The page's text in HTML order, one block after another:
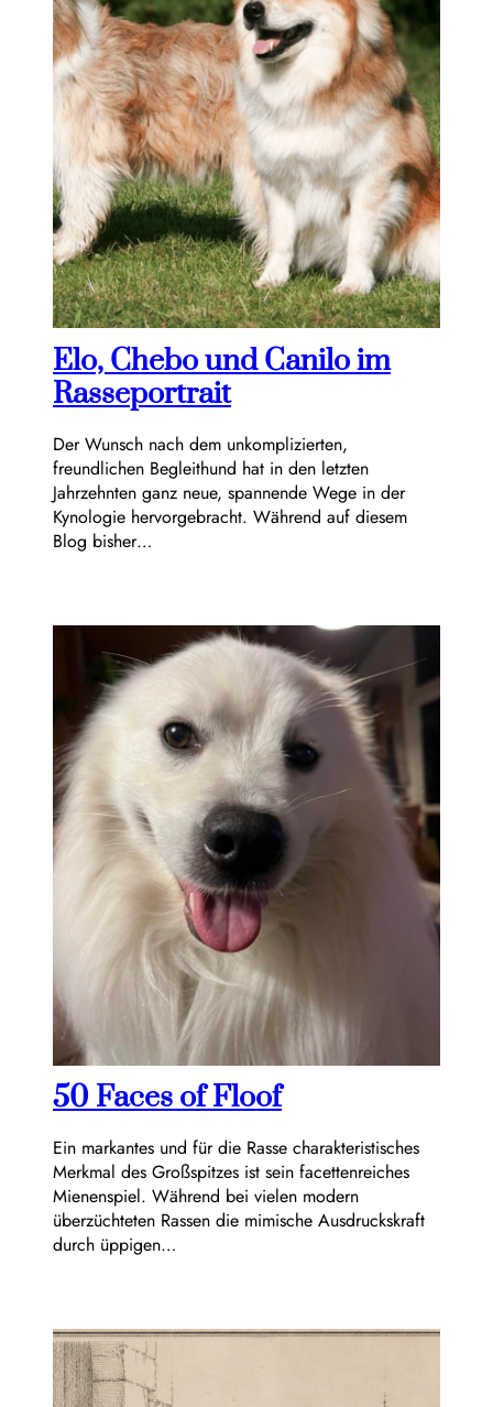
Elo, Chebo und Canilo im
Rasseportrait
Der Wunsch nach dem unkomplizierten,
freundlichen Begleithund hat in den letzten
Jahrzehnten ganz neue, spannende Wege in der
Kynologie hervorgebracht. Während auf diesem
Blog bisher…
50 Faces of Floof
Ein markantes und für die Rasse charakteristisches
Merkmal des Großspitzes ist sein facettenreiches
Mienenspiel. Während bei vielen modern
überzüchteten Rassen die mimische Ausdruckskraft
durch üppigen…